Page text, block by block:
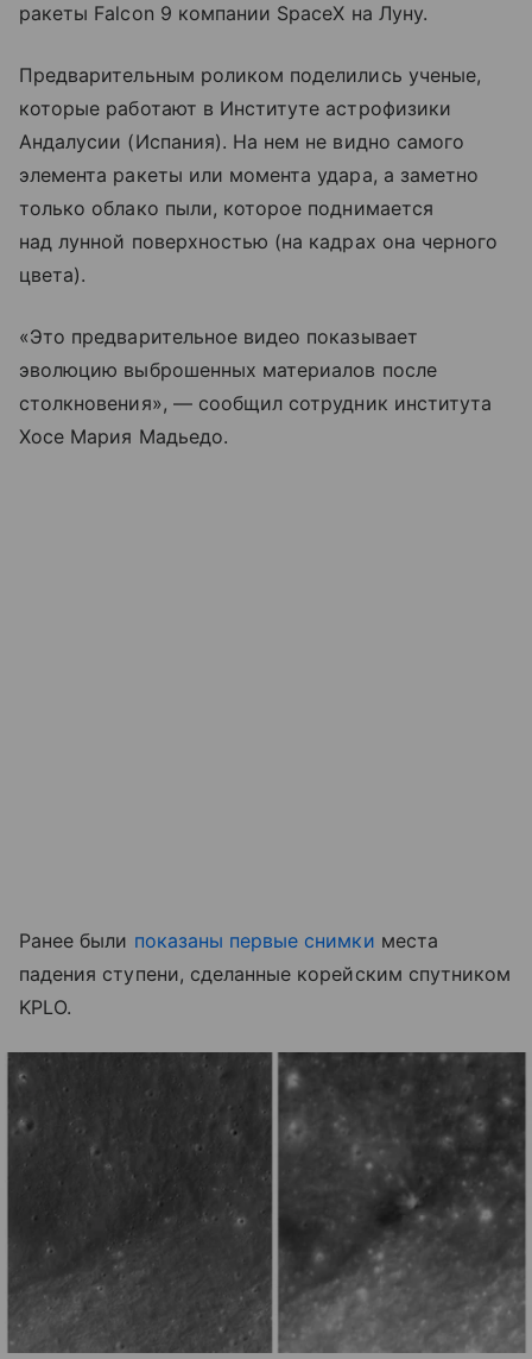
ракеты Falcon 9 компании SpaceX на Луну.
Предварительным роликом поделились ученые,
которые работают в Институте астрофизики
Андалусии (Испания). На нем не видно самого
элемента ракеты или момента удара, а заметно
только облако пыли, которое поднимается
над лунной поверхностью (на кадрах она черного
цвета).
«Это предварительное видео показывает
эволюцию выброшенных материалов после
столкновения», — сообщил сотрудник института
Хосе Мария Мадьедо.
Ранее были показаны первые снимки места
падения ступени, сделанные корейским спутником
KPLO.